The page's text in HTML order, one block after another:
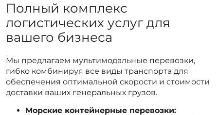
Полный комплекс
логистических услуг для
вашего бизнеса
Мы предлагаем мультимодальные перевозки,
гибко комбинируя все виды транспорта для
обеспечения оптимальной скорости и стоимости
доставки ваших генеральных грузов.
Морские контейнерные перевозки: